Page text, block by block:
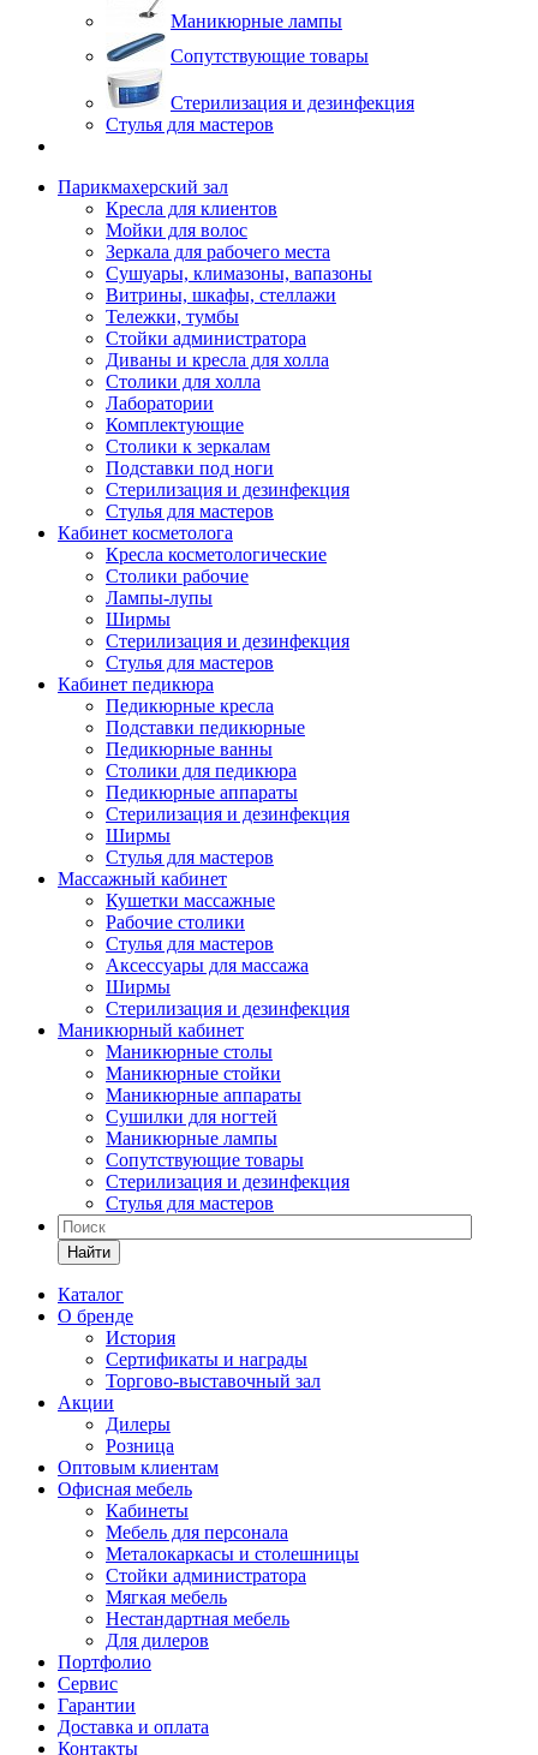
Маникюрные лампы
Сопутствующие товары
Стерилизация и дезинфекция
Стулья для мастеров
Парикмахерский зал
Кресла для клиентов
Мойки для волос
Зеркала для рабочего места
Сушуары, климазоны, вапазоны
Витрины, шкафы, стеллажи
Тележки, тумбы
Стойки администратора
Диваны и кресла для холла
Столики для холла
Лаборатории
Комплектующие
Столики к зеркалам
Подставки под ноги
Стерилизация и дезинфекция
Стулья для мастеров
Кабинет косметолога
Кресла косметологические
Столики рабочие
Лампы-лупы
Ширмы
Стерилизация и дезинфекция
Стулья для мастеров
Кабинет педикюра
Педикюрные кресла
Подставки педикюрные
Педикюрные ванны
Столики для педикюра
Педикюрные аппараты
Стерилизация и дезинфекция
Ширмы
Стулья для мастеров
Массажный кабинет
Кушетки массажные
Рабочие столики
Стулья для мастеров
Аксессуары для массажа
Ширмы
Стерилизация и дезинфекция
Маникюрный кабинет
Маникюрные столы
Маникюрные стойки
Маникюрные аппараты
Сушилки для ногтей
Маникюрные лампы
Сопутствующие товары
Стерилизация и дезинфекция
Стулья для мастеров
Найти
Каталог
О бренде
История
Сертификаты и награды
Торгово-выставочный зал
Акции
Дилеры
Розница
Оптовым клиентам
Офисная мебель
Кабинеты
Мебель для персонала
Металокаркасы и столешницы
Стойки администратора
Мягкая мебель
Нестандартная мебель
Для дилеров
Портфолио
Сервис
Гарантии
Доставка и оплата
Контакты